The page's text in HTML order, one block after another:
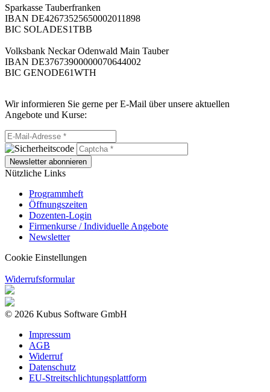
Sparkasse Tauberfranken
IBAN DE42673525650002011898
BIC SOLADES1TBB
Volksbank Neckar Odenwald Main Tauber
IBAN DE37673900000070644002
BIC GENODE61WTH
Wir informieren Sie gerne per E-Mail über unsere aktuellen
Angebote und Kurse:
Newsletter abonnieren
Nützliche Links
Programmheft
Öffnungszeiten
Dozenten-Login
Firmenkurse / Individuelle Angebote
Newsletter
Cookie Einstellungen
Widerrufsformular
© 2026 Kubus Software GmbH
Impressum
AGB
Widerruf
Datenschutz
EU-Streitschlichtungsplattform